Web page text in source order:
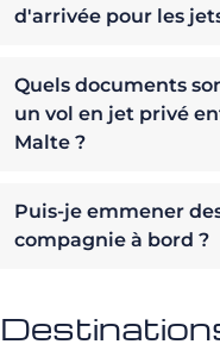
d'arrivée pour les
Quels documents
un vol en jet privé
Malte ?
Puis-je emmener
compagnie à bord ?